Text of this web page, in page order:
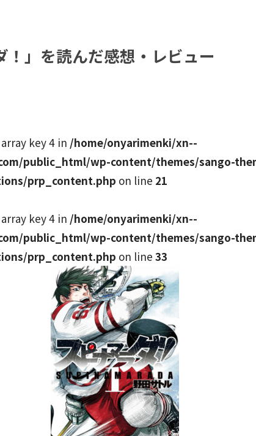
！」を読んだ感想・レビュー
key 4 in /home/onyarimenki/xn--
public_html/wp-content/themes/sango-
prp_content.php on line 21
key 4 in /home/onyarimenki/xn--
public_html/wp-content/themes/sango-
prp_content.php on line 33